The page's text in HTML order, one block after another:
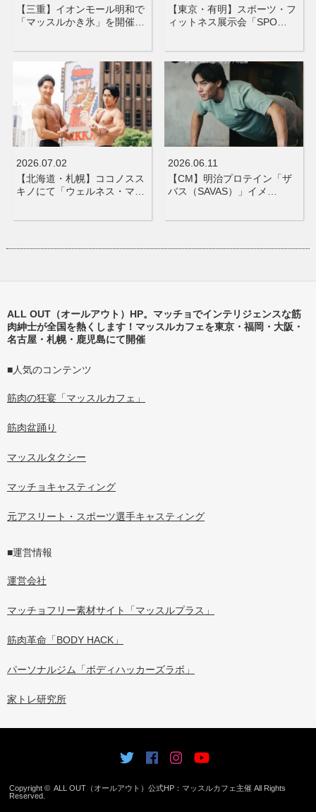
【三重】イオンモール明和で
「マッスルかき氷」を開催…
【東京・有明】スポーツ・フ
ィットネス展示会「SPO…
2026.07.02
【北海道・札幌】ココノスス
キノにて「ウェルネス・マ…
2026.06.11
【CM】明治プロテイン「ザ
バス（SAVAS）」イメ…
ALL OUT（オールアウト）HP。マッチョでインテリジェンスな筋
肉紳士が全国を熱くします！マッスルカフェを東京・福岡・大阪・
名古屋・札幌・鹿児島にて開催
■人気のコンテンツ
筋肉の狂宴「マッスルカフェ」
筋肉盆踊り
マッスルタクシー
マッチョキャスティング
元アスリート・スポーツ選手キャスティング
■運営情報
運営会社
マッチョフリー素材サイト「マッスルプラス」
筋肉革命「BODY HACK」
パーソナルジム「ボディハッカーズラボ」
家トレ研究所
Copyright ©ALL OUT（オールアウト）公式HP：マッスルカフェ主催 All Rights
Reserved.